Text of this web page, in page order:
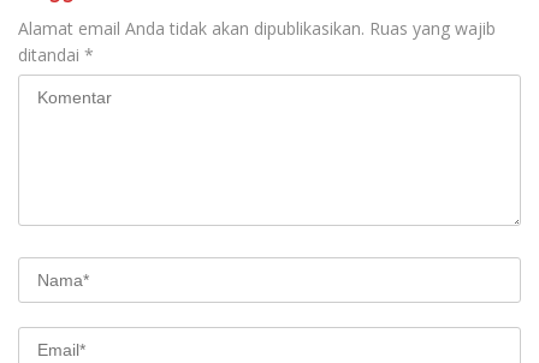
Alamat email Anda tidak akan dipublikasikan. Ruas yang wajib
ditandai *